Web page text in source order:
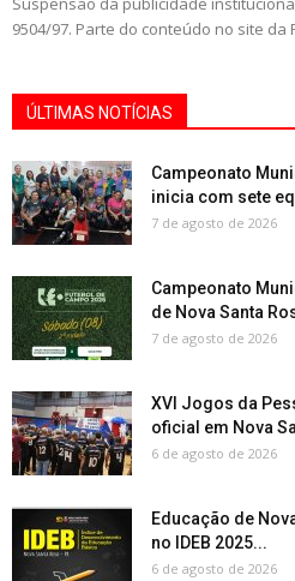
9504/97. Parte do conteúdo no site da
ÚLTIMAS NOTÍCIAS
Campeonato
inicia com sete
7 de agosto de 2026
Campeonato
de Nova Santa
7 de agosto de 2026
XVI Jogos da
oficial em Nova
6 de agosto de 2026
Educação de
no IDEB 2025...
6 de agosto de 2026